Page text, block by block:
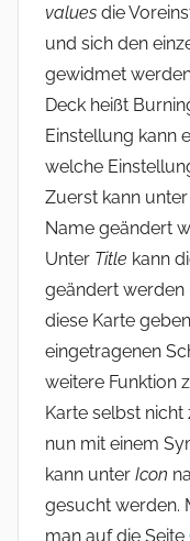
values die
und sich den
gewidmet
Deck heißt
Einstellung kann
welche
Zuerst kann unter
Name geändert
Unter Title kann
geändert werden
diese Karte
eingetragenen
weitere Funktion
Karte selbst nicht
nun mit einem
kann unter Icon
gesucht werden.
man auf die Seite